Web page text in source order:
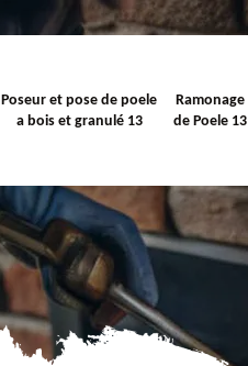
Poseur et pose de poele
a bois et granulé 13
Ramonage
de Poele 13